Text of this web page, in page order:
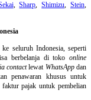
,Sharp,Shimizu,Stein,
seluruh Indonesia, seperti
berbelanja di tokoonline
contactlewat WhatsAppdan
penawaran khusus untuk
faktur pajak untuk pembelian